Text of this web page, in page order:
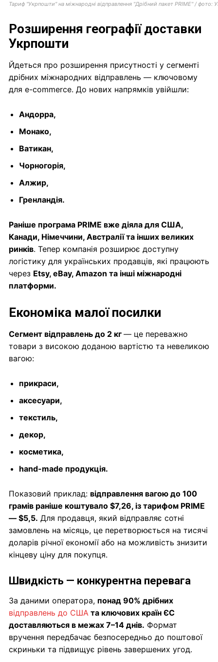
Тариф "Укрпошти" на міжнародні відправлення "Дрібний пакет PRIME" / фото:
Розширення географії доставки
Укрпошти
Йдеться про розширення присутності у сегменті
дрібних міжнародних відправлень — ключовому
для e-commerce. До нових напрямків увійшли:
Андорра,
Монако,
Ватикан,
Чорногорія,
Алжир,
Гренландія.
Раніше програма PRIME вже діяла для США,
Канади, Німеччини, Австралії та інших великих
ринків. Тепер компанія розширює доступну
логістику для українських продавців, які працюють
через Etsy, eBay, Amazon та інші міжнародні
платформи.
Економіка малої посилки
Сегмент відправлень до 2 кг — це переважно
товари з високою доданою вартістю та невеликою
вагою:
прикраси,
аксесуари,
текстиль,
декор,
косметика,
hand-made продукція.
Показовий приклад: відправлення вагою до 100
грамів раніше коштувало $7,26, із тарифом PRIME
— $5,5. Для продавця, який відправляє сотні
замовлень на місяць, це перетворюється на тисячі
доларів річної економії або на можливість знизити
кінцеву ціну для покупця.
Швидкість — конкурентна перевага
За даними оператора, понад 90% дрібних
відправлень до США та ключових країн ЄС
доставляються в межах 7–14 днів. Формат
вручення передбачає безпосередньо до поштової
скриньки та підвищує рівень завершених угод.